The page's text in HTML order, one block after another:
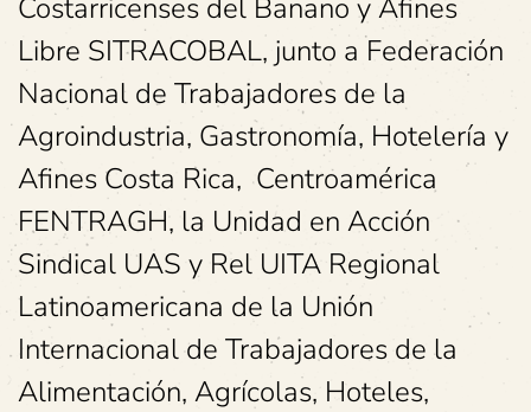
Costarricenses del Banano y Afines
Libre SITRACOBAL, junto a Federación
Nacional de Trabajadores de la
Agroindustria, Gastronomía, Hotelería y
Afines Costa Rica, Centroamérica
FENTRAGH, la Unidad en Acción
Sindical UAS y Rel UITA Regional
Latinoamericana de la Unión
Internacional de Trabajadores de la
Alimentación, Agrícolas, Hoteles,